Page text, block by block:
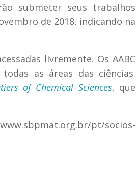
submeter seus trabalhos
de 2018, indicando na
livremente. Os AABC
as áreas das ciências.
of Chemical Sciences, que
pt/socios-